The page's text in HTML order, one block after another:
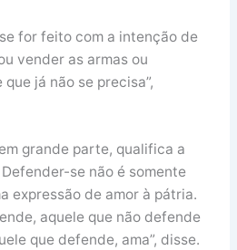
for feito com a intenção de
vender as armas ou
já não se precisa”,
grande parte, qualifica a
se não é somente
expressão de amor à pátria.
aquele que não defende
que defende, ama”, disse.